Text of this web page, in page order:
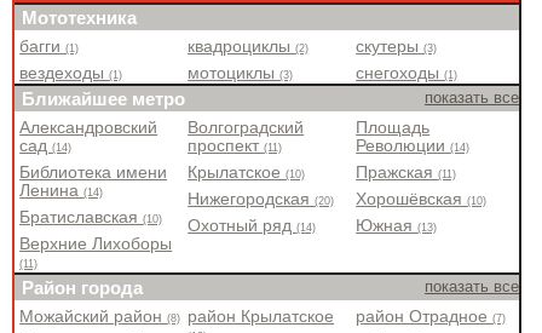
Мототехника
багги(1)
вездеходы(1)
квадроциклы(2)
мотоциклы(3)
скутеры(3)
снегоходы(1)
Ближайшее метро показать все
Александровский
сад(14)
Библиотека имени
Ленина(14)
Братиславская(10)
Верхние Лихоборы
(11)
Волгоградский
проспект(11)
Крылатское(10)
Нижегородская(20)
Охотный ряд(14)
Площадь
Революции(14)
Пражская(11)
Хорошёвская(10)
Южная(13)
Район города показать все
Можайский район(8) район Крылатское район Отрадное(7)